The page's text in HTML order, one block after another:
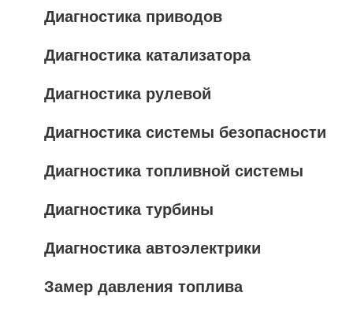
Диагностика приводов
Диагностика катализатора
Диагностика рулевой
Диагностика системы безопасности
Диагностика топливной системы
Диагностика турбины
Диагностика автоэлектрики
Замер давления топлива